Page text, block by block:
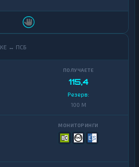
↔ ПСБ
115,4
Резерв:
100 M